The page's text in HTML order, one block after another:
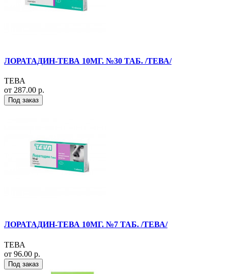
ЛОРАТАДИН-ТЕВА 10МГ. №30 ТАБ. /ТЕВА/
ТЕВА
от 287.00 р.
Под заказ
ЛОРАТАДИН-ТЕВА 10МГ. №7 ТАБ. /ТЕВА/
ТЕВА
от 96.00 р.
Под заказ